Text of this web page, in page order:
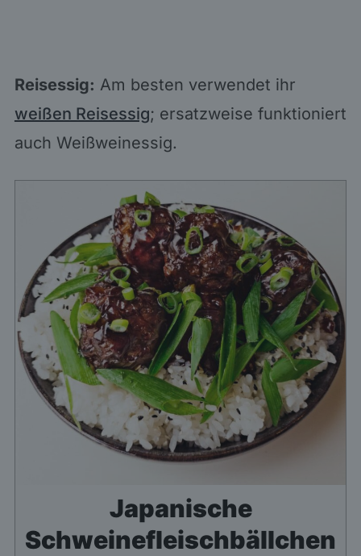
Reisessig: Am besten verwendet ihr
weißen Reisessig; ersatzweise funktioniert
auch Weißweinessig.
Japanische
Schweinefleischbällchen